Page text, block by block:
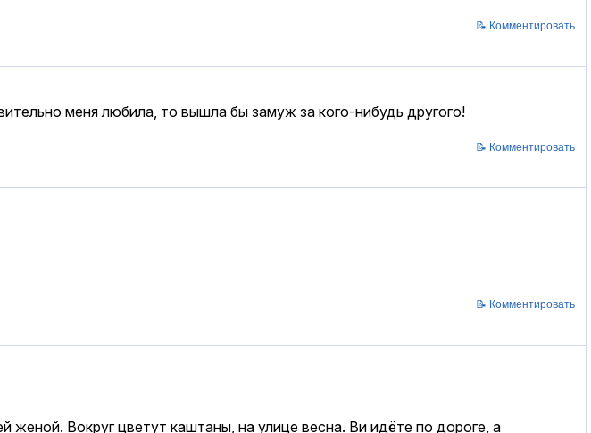
📝 Комментировать
меня любила, то вышла бы замуж за кого-нибудь другого!
📝 Комментировать
📝 Комментировать
Вокруг цветут каштаны, на улице весна. Ви идёте по дороге, а